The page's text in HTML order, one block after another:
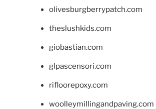
olivesburgberrypatch.com
theslushkids.com
giobastian.com
glpascensori.com
rifloorepoxy.com
woolleymillingandpaving.com